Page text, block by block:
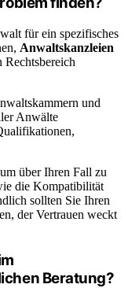
für ein spezifisches
Anwaltskanzleien
Rechtsbereich
und
Anwälte
über Ihren Fall zu
die Kompatibilität
sollten Sie Ihren
der Vertrauen weckt
Beratung?